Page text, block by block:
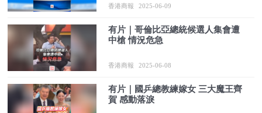
香港商報 2025-06-09
有片｜哥倫比亞總統候選人集會遭
中槍 情況危急
香港商報 2025-06-08
有片｜國乒總教練嫁女 三大魔王齊
賀 感動落淚